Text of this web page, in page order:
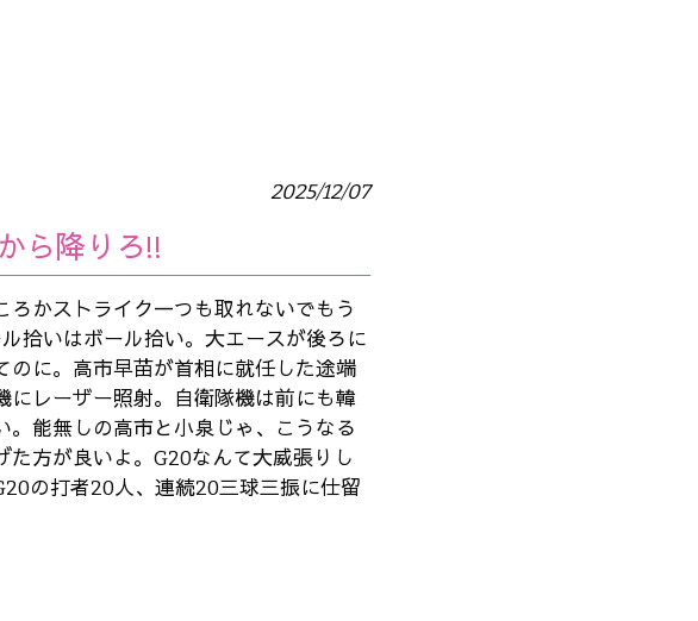
2025/12/07
ら降りろ!!
かストライク一つも取れないでもう
拾いはボール拾い。大エースが後ろに
に。高市早苗が首相に就任した途端
にレーザー照射。自衛隊機は前にも韓
能無しの高市と小泉じゃ、こうなる
方が良いよ。G20なんて大威張りし
の打者20人、連続20三球三振に仕留